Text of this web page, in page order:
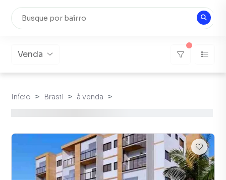
Venda
Início Brasil à venda